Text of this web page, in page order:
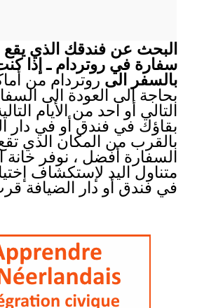
البحث عن فندقك الذي يقع
سفارة في روتردام ـ إذا
بالسفر الىروتردام من
بحاجة الى العودة الى
التالي أو احد من الأيام
بقاؤك في فندق أو في دار
بالقرب من المكان الذي
السفارة أفضل ، نوفر
متناول اليد لإستكشاف
في فندق أو دار الضيافة